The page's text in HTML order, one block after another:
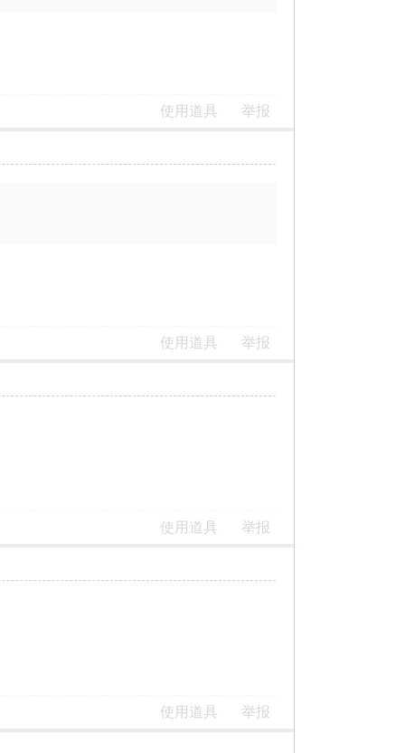
使用道具 举报
使用道具 举报
使用道具 举报
使用道具 举报